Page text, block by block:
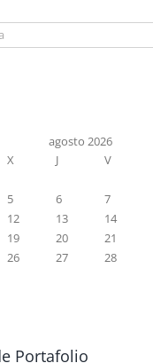
agosto 2026
X J V
5 6 7
12 13 14
19 20 21
26 27 28
Portafolio